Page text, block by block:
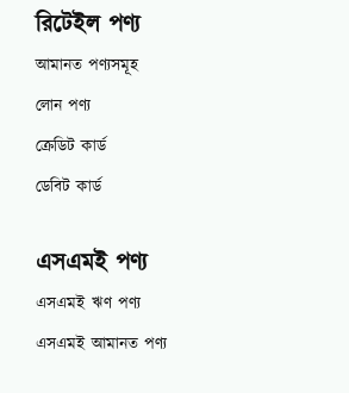
রিটেইল পণ্য
আমানত পণ্যসমূহ
লোন পণ্য
ক্রেডিট কার্ড
ডেবিট কার্ড
এসএমই পণ্য
এসএমই ঋণ পণ্য
এসএমই আমানত পণ্য